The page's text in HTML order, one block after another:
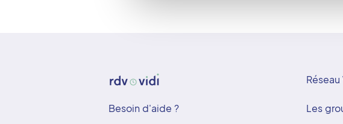
Besoin d'aide ?
Réseau
Les